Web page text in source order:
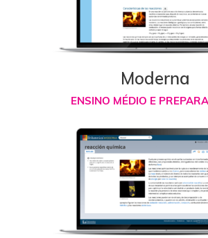
Moderna
ENSINO MÉDIO E